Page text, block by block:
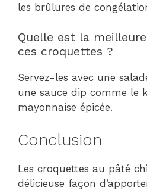
les brûlures de
Quelle est la
ces croquettes ?
Servez-les avec une
une sauce dip comme le
mayonnaise épicée.
Conclusion
Les croquettes au pâté
délicieuse façon